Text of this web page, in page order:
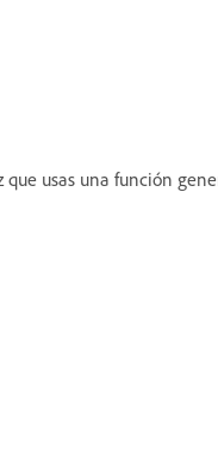
usas una función